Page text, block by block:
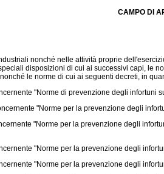
CAMPO DI
nonché nelle attività proprie
disposizioni di cui ai successivi capi, le
le norme di cui ai seguenti decreti, in
"Norme di prevenzione degli infortuni
"Norme per la prevenzione degli
"Norme per la prevenzione degli
"Norme per la prevenzione degli
"Norme per la prevenzione degli